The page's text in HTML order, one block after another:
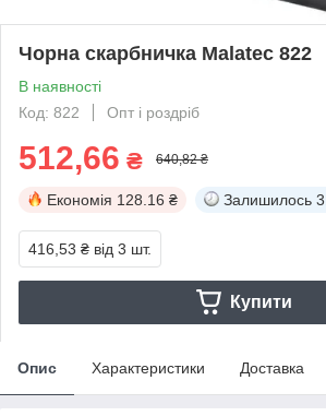
Чорна скарбничка Malatec 822
В наявності
Код: 822
Опт і роздріб
512,66 ₴ 640,82 ₴
Економія 128.16 ₴ Залишилось
416,53 ₴ від 3 шт.
Купити
Опис Характеристики Доставка